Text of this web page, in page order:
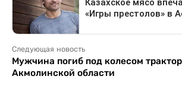
Следующая новость
Мужчина погиб под колесом
Акмолинской области